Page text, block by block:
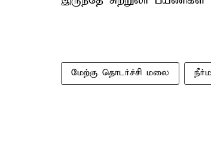
மேற்கு தொடர்ச்சி மலை